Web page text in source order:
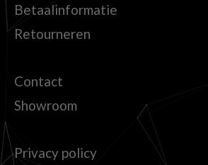
Betaalinformatie
Retourneren
Contact
Showroom
Privacy policy